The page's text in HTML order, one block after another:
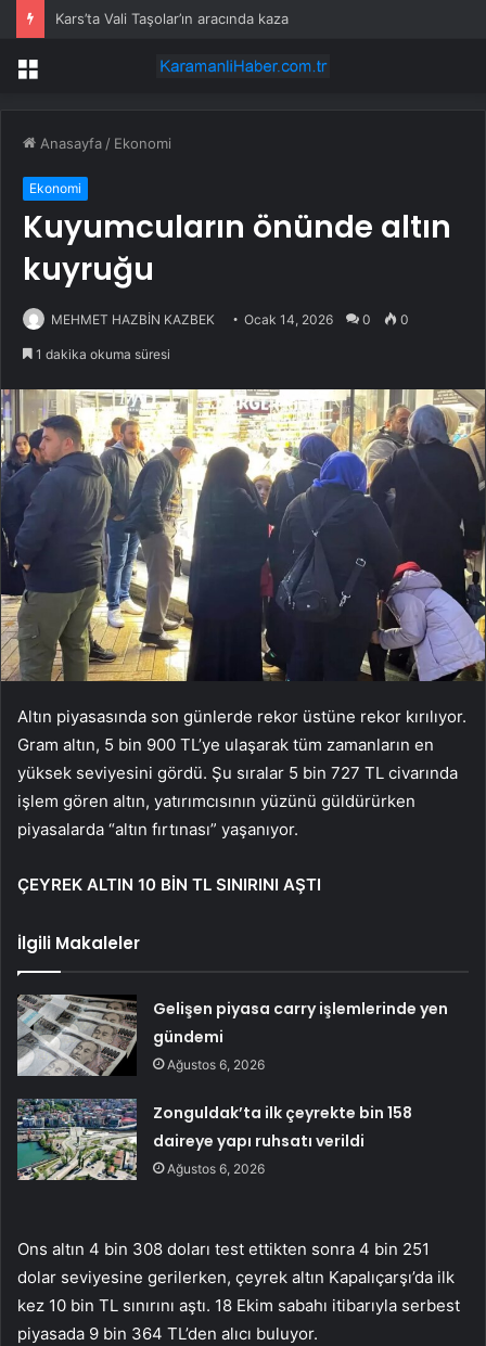
Kars’ta Vali Taşolar’ın aracında kaza
Menü
Anasayfa / Ekonomi
Ekonomi
Kuyumcuların önünde altın
kuyruğu
MEHMET HAZBİN KAZBEK Ocak 14, 2026 0 0
1 dakika okuma süresi
Altın piyasasında son günlerde rekor üstüne rekor kırılıyor.
Gram altın, 5 bin 900 TL’ye ulaşarak tüm zamanların en
yüksek seviyesini gördü. Şu sıralar 5 bin 727 TL civarında
işlem gören altın, yatırımcısının yüzünü güldürürken
piyasalarda “altın fırtınası” yaşanıyor.
ÇEYREK ALTIN 10 BİN TL SINIRINI AŞTI
İlgili Makaleler
Gelişen piyasa carry işlemlerinde yen
gündemi
Ağustos 6, 2026
Zonguldak’ta ilk çeyrekte bin 158
daireye yapı ruhsatı verildi
Ağustos 6, 2026
Ons altın 4 bin 308 doları test ettikten sonra 4 bin 251
dolar seviyesine gerilerken, çeyrek altın Kapalıçarşı’da ilk
kez 10 bin TL sınırını aştı. 18 Ekim sabahı itibarıyla serbest
piyasada 9 bin 364 TL’den alıcı buluyor.